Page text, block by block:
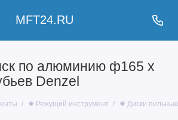
MFT24.RU
по алюминию ф165 х
Denzel
✹ Режущий инструмент ✹ Диски пильные